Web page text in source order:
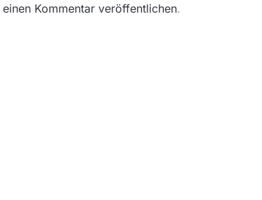
einen Kommentar veröffentlichen.